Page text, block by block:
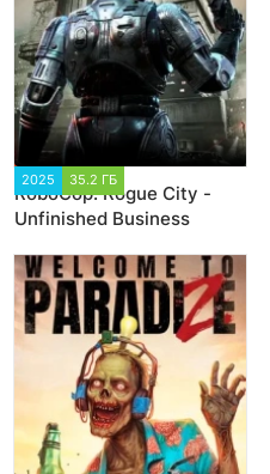
2025 35.2 ГБ
RoboCop: Rogue City -
Unfinished Business